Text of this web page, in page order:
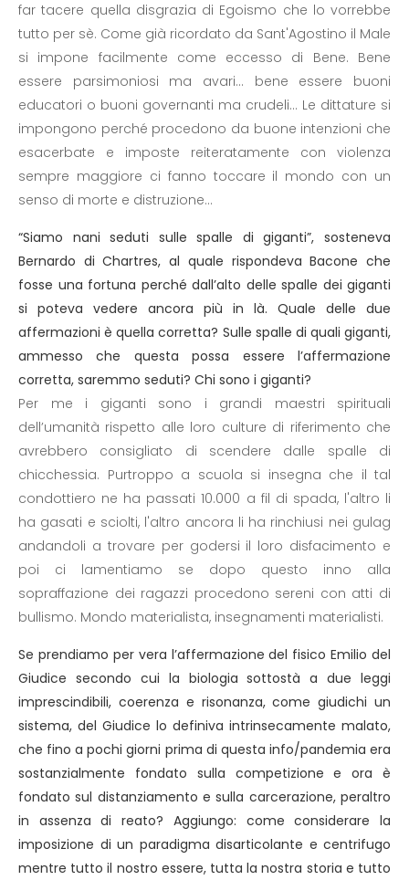
far tacere quella disgrazia di Egoismo che lo vorrebbe
tutto per sè. Come già ricordato da Sant'Agostino il Male
si impone facilmente come eccesso di Bene. Bene
essere parsimoniosi ma avari... bene essere buoni
educatori o buoni governanti ma crudeli... Le dittature si
impongono perché procedono da buone intenzioni che
esacerbate e imposte reiteratamente con violenza
sempre maggiore ci fanno toccare il mondo con un
senso di morte e distruzione...
“Siamo nani seduti sulle spalle di giganti”, sosteneva
Bernardo di Chartres, al quale rispondeva Bacone che
fosse una fortuna perché dall’alto delle spalle dei giganti
si poteva vedere ancora più in là. Quale delle due
affermazioni è quella corretta? Sulle spalle di quali giganti,
ammesso che questa possa essere l’affermazione
corretta, saremmo seduti? Chi sono i giganti?
Per me i giganti sono i grandi maestri spirituali
dell’umanità rispetto alle loro culture di riferimento che
avrebbero consigliato di scendere dalle spalle di
chicchessia. Purtroppo a scuola si insegna che il tal
condottiero ne ha passati 10.000 a fil di spada, l'altro li
ha gasati e sciolti, l'altro ancora li ha rinchiusi nei gulag
andandoli a trovare per godersi il loro disfacimento e
poi ci lamentiamo se dopo questo inno alla
sopraffazione dei ragazzi procedono sereni con atti di
bullismo. Mondo materialista, insegnamenti materialisti.
Se prendiamo per vera l’affermazione del fisico Emilio del
Giudice secondo cui la biologia sottostà a due leggi
imprescindibili, coerenza e risonanza, come giudichi un
sistema, del Giudice lo definiva intrinsecamente malato,
che fino a pochi giorni prima di questa info/pandemia era
sostanzialmente fondato sulla competizione e ora è
fondato sul distanziamento e sulla carcerazione, peraltro
in assenza di reato? Aggiungo: come considerare la
imposizione di un paradigma disarticolante e centrifugo
mentre tutto il nostro essere, tutta la nostra storia e tutto